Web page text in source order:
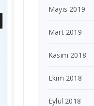
Mayıs 2019
Mart 2019
Kasım 2018
Ekim 2018
Eylül 2018